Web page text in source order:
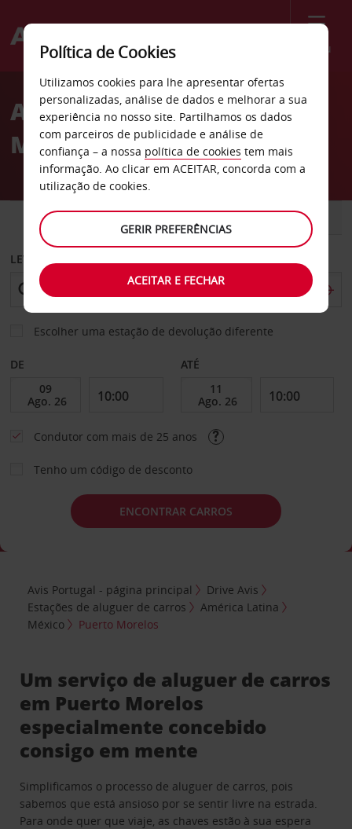
Menu
Welcome
AvisAluguer de carros Puerto
Morelos
CARRO COMERCIAIS
LEVANTAR EM
Escolher uma estação de devolução diferente
DE ATÉ
Condutor com mais de 25 anos
Tenho um código de desconto
ENCONTRAR CARROS
Avis Portugal - página principal
Drive Avis
Estações de aluguer de carros
América Latina
México
Puerto Morelos
Um serviço de aluguer de carros
em Puerto Morelos
especialmente concebido
consigo em mente
Simplificamos o processo de aluguer de carros, pois
sabemos que está ansioso por se sentir livre na estrada.
Para onde quer que viaje, as chaves estão à sua espera
Política de Cookies
Utilizamos cookies para lhe apresentar ofertas
personalizadas, análise de dados e melhorar a sua
experiência no nosso site. Partilhamos os dados
com parceiros de publicidade e análise de
confiança – a nossa política de cookies tem mais
informação. Ao clicar em ACEITAR, concorda com a
utilização de cookies.
GERIR PREFERÊNCIAS
ACEITAR E FECHAR